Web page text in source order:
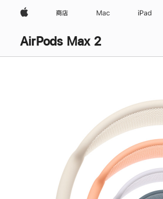
Apple 商店 Mac iPad
AirPods Max 2
AirPods Max 2